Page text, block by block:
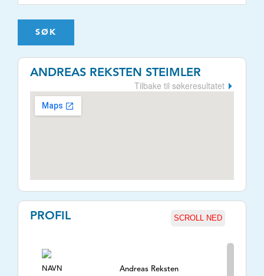
SØK
ANDREAS REKSTEN STEIMLER
Tilbake til søkeresultatet
PROFIL SCROLL NED
NAVN Andreas Reksten